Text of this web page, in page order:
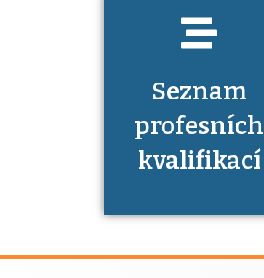
Seznam
profesních
kvalifikací